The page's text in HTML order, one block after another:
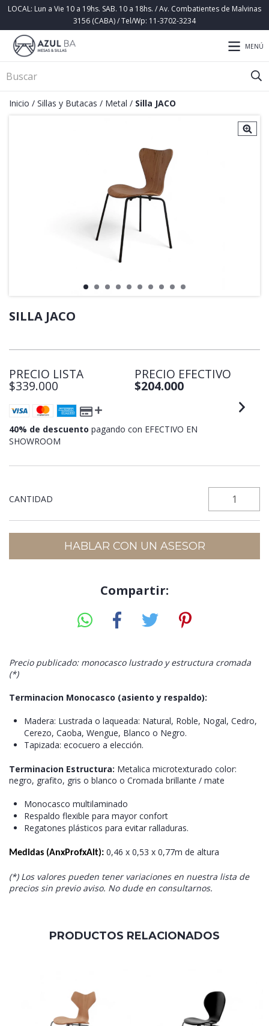
LOCAL: Lun a Vie 10 a 19hs. SAB. 10 a 18hs. / Av. Combatientes de Malvinas
3156 (CABA) / Tel/Wp: 11-3702-3234
MENÚ
Inicio / Sillas y Butacas / Metal / Silla JACO
SILLA JACO
PRECIO LISTA
$339.000
PRECIO EFECTIVO
$204.000
40% de descuento pagando con EFECTIVO EN
SHOWROOM
CANTIDAD
HABLAR CON UN ASESOR
Compartir:
Precio publicado: monocasco lustrado y estructura cromada
(*)
Terminacion Monocasco (asiento y respaldo):
Madera: Lustrada o laqueada: Natural, Roble, Nogal, Cedro,
Cerezo, Caoba, Wengue, Blanco o Negro.
Tapizada: ecocuero a elección.
Terminacion Estructura: Metalica microtexturado color:
negro, grafito, gris o blanco o Cromada brillante / mate
Monocasco multilaminado
Respaldo flexible para mayor confort
Regatones plásticos para evitar ralladuras.
Medidas (AnxProfxAlt): 0,46 x 0,53 x 0,77m de altura
(*) Los valores pueden tener variaciones en nuestra lista de
precios sin previo aviso. No dude en consultarnos.
PRODUCTOS RELACIONADOS